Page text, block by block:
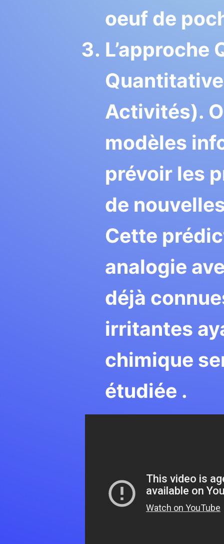
oeuf de
L’approche
Activités).
modèles
prévoir les
de
Cette
analogie
déjà
irritantes
chimique
étudiée .